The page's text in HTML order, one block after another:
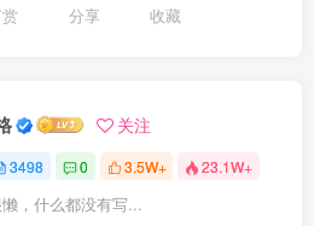
分享 收藏
关注
3498 0 3.5W+ 23.1W+
，什么都没有写...